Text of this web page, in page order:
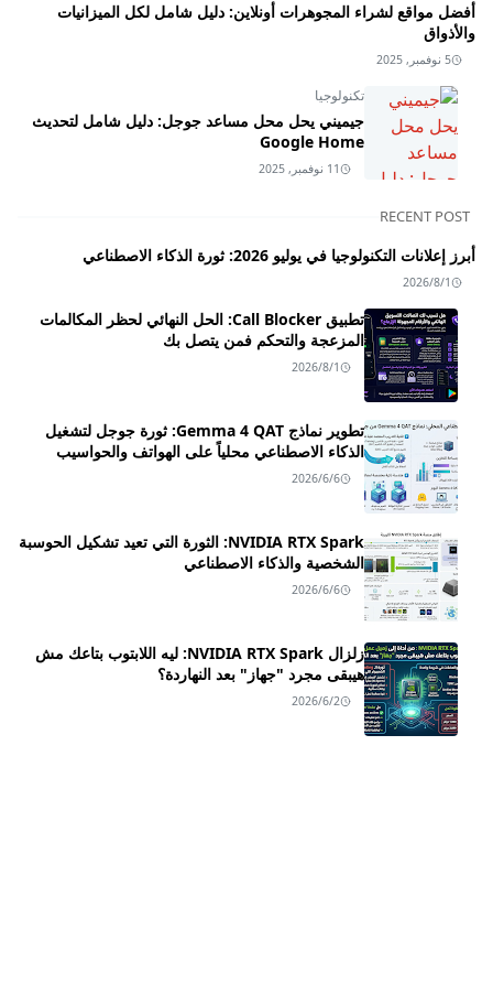
أفضل مواقع لشراء المجوهرات أونلاين: دليل شامل لكل الميزانيات
والأذواق
5 نوفمبر, 2025
تكنولوجيا
جيميني يحل محل مساعد جوجل: دليل شامل لتحديث
Google Home
11 نوفمبر, 2025
RECENT POST
أبرز إعلانات التكنولوجيا في يوليو 2026: ثورة الذكاء الاصطناعي
2026/8/1
تطبيق Call Blocker: الحل النهائي لحظر المكالمات
المزعجة والتحكم فمن يتصل بك
2026/8/1
تطوير نماذج Gemma 4 QAT: ثورة جوجل لتشغيل
الذكاء الاصطناعي محلياً على الهواتف والحواسيب
2026/6/6
NVIDIA RTX Spark: الثورة التي تعيد تشكيل الحوسبة
الشخصية والذكاء الاصطناعي
2026/6/6
زلزال NVIDIA RTX Spark: ليه اللابتوب بتاعك مش
هيبقى مجرد "جهاز" بعد النهاردة؟
2026/6/2